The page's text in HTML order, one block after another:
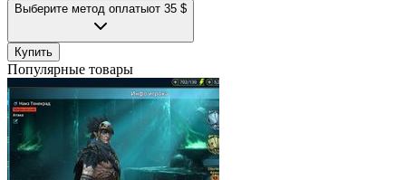
Выберите метод оплатыот 35 $
Купить
Популярные товары